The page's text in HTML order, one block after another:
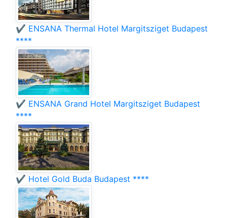
✔️ ENSANA Thermal Hotel Margitsziget Budapest
****
✔️ ENSANA Grand Hotel Margitsziget Budapest
****
✔️ Hotel Gold Buda Budapest ****